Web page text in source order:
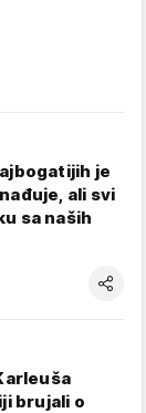
je
ali svi
sa naših
brujali o